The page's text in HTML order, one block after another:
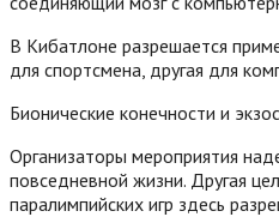
В Кибатлоне разрешается
для спортсмена, другая для
Бионические конечности и
Организаторы мероприятия
повседневной жизни. Другая
паралимпийских игр здесь